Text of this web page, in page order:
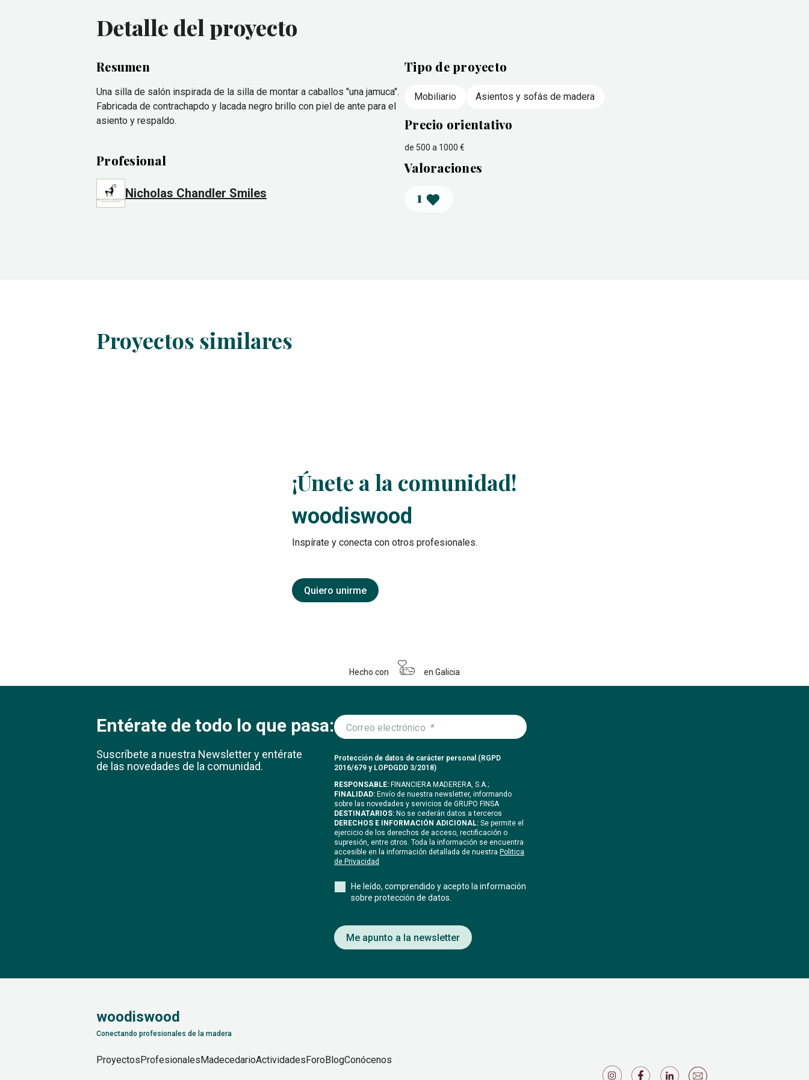
Detalle del proyecto
Resumen
Una silla de salón inspirada de la silla de montar a caballos "una jamuca".
Fabricada de contrachapdo y lacada negro brillo con piel de ante para el
asiento y respaldo.
Profesional
Nicholas Chandler Smiles
Tipo de proyecto
Mobiliario Asientos y sofás de madera
Precio orientativo
de 500 a 1000 €
Valoraciones
1
Proyectos similares
¡Únete a la comunidad!
woodiswood
Inspírate y conecta con otros profesionales.
Quiero unirme
Hecho con en Galicia
Entérate de todo lo que pasa:
Suscríbete a nuestra Newsletter y entérate
de las novedades de la comunidad.
Protección de datos de carácter personal (RGPD
2016/679 y LOPDGDD 3/2018)
RESPONSABLE: FINANCIERA MADERERA, S.A.;
FINALIDAD: Envío de nuestra newsletter, informando
sobre las novedades y servicios de GRUPO FINSA
DESTINATARIOS: No se cederán datos a terceros
DERECHOS E INFORMACIÓN ADICIONAL: Se permite el
ejercicio de los derechos de acceso, rectificación o
supresión, entre otros. Toda la información se encuentra
accesible en la información detallada de nuestra Politica
de Privacidad
He leído, comprendido y acepto la información
sobre protección de datos.
Me apunto a la newsletter
woodiswood
Conectando profesionales de la madera
ProyectosProfesionalesMadecedarioActividadesForoBlogConócenos